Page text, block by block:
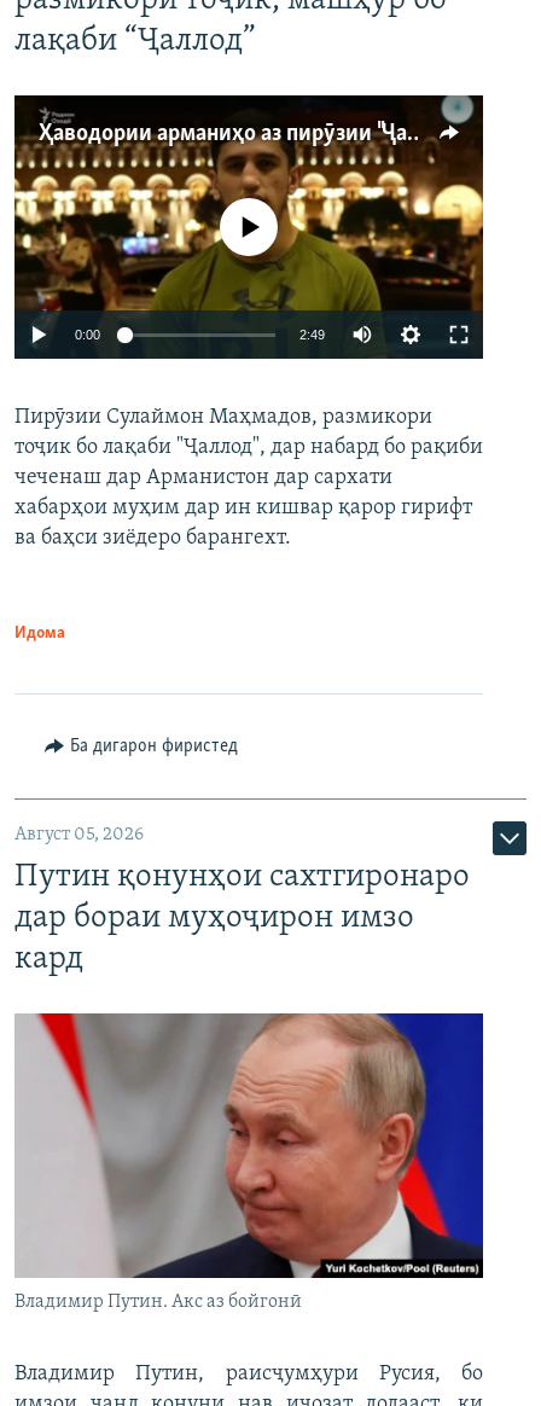
лақаби “Ҷаллод”
Ҳаводории арманиҳо аз пирӯзии "Ҷаллод"-и тоҷик
Auto 240p 360p 480p
720p 1080p
Феълан кор намекунад
0:00 2:49
360p
480p
Пирӯзии Сулаймон Маҳмадов, размикори
тоҷик бо лақаби "Ҷаллод", дар набард бо рақиби
чеченаш дар Арманистон дар сархати
хабарҳои муҳим дар ин кишвар қарор гирифт
ва баҳси зиёдеро барангехт.
Идома
Ба дигарон фиристед
Август 05, 2026
Путин қонунҳои сахтгиронаро
дар бораи муҳоҷирон имзо
кард
Владимир Путин. Акс аз бойгонӣ
Владимир Путин, раисҷумҳури Русия, бо